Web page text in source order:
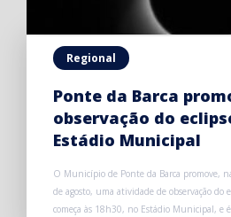
Regional
Ponte da Barca
observação do
Estádio Municipal
O Município de Ponte da Barca promove,
de agosto, uma atividade de observação do
começa às 18h30, no Estádio Municipal, e